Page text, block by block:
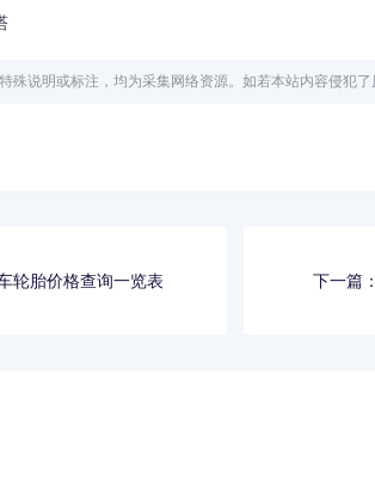
殊说明或标注，均为采集网络资源。如若本站内容侵犯了
轮胎价格查询一览表 下一篇